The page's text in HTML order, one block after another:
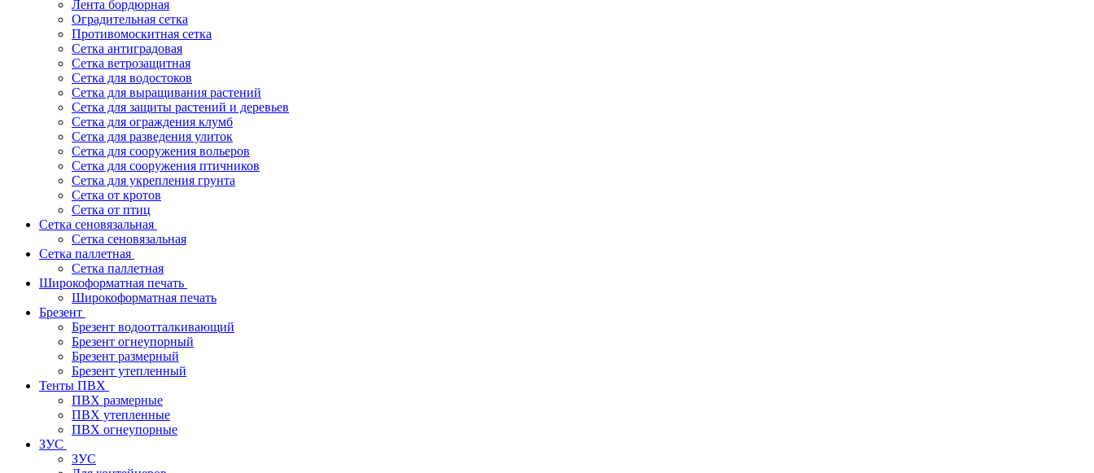
Лента бордюрная
Оградительная сетка
Противомоскитная сетка
Сетка антиградовая
Сетка ветрозащитная
Сетка для водостоков
Сетка для выращивания растений
Сетка для защиты растений и деревьев
Сетка для ограждения клумб
Сетка для разведения улиток
Сетка для сооружения вольеров
Сетка для сооружения птичников
Сетка для укрепления грунта
Сетка от кротов
Сетка от птиц
Сетка сеновязальная
Сетка сеновязальная
Сетка паллетная
Сетка паллетная
Широкоформатная печать
Широкоформатная печать
Брезент
Брезент водоотталкивающий
Брезент огнеупорный
Брезент размерный
Брезент утепленный
Тенты ПВХ
ПВХ размерные
ПВХ утепленные
ПВХ огнеупорные
ЗУС
ЗУС